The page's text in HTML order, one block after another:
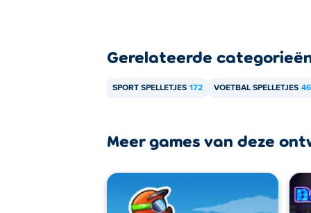
Gerelateerde
SPORT SPELLETJES 172 VOETBAL SPELLETJES 46
Meer games van deze